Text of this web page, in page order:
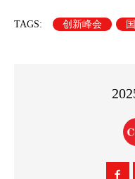
TAGS: 创新峰会